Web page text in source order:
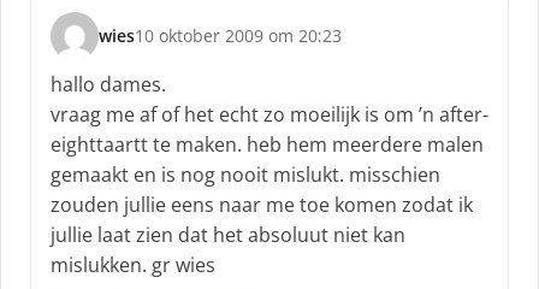
wies
s
c
h
r
e
e
f
:
10 oktober 2009 om 20:23
hallo dames.
vraag me af of het echt zo moeilijk is om ’n after-
eighttaartt te maken. heb hem meerdere malen
gemaakt en is nog nooit mislukt. misschien
zouden jullie eens naar me toe komen zodat ik
jullie laat zien dat het absoluut niet kan
mislukken. gr wies